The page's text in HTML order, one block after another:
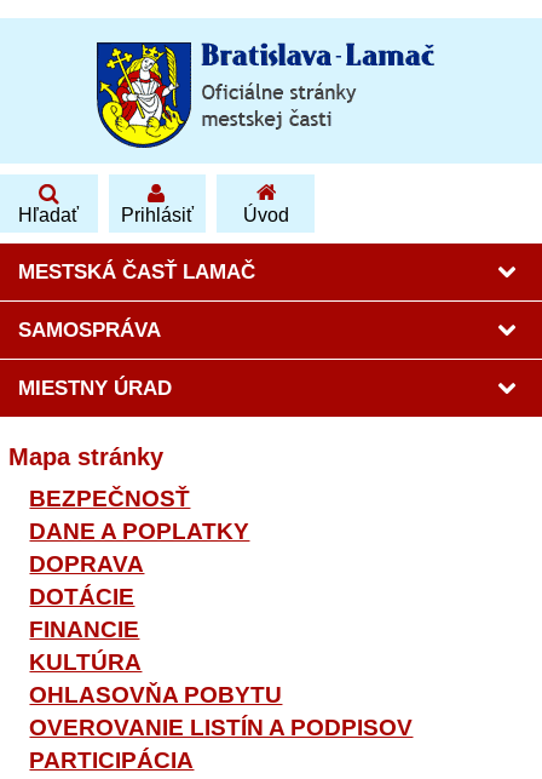
Hľadať Prihlásiť
MESTSKÁ ČASŤ LAMAČ
SAMOSPRÁVA
MIESTNY ÚRAD
Mapa stránky
BEZPEČNOSŤ
DANE A POPLATKY
DOPRAVA
DOTÁCIE
FINANCIE
KULTÚRA
OHLASOVŇA POBYTU
OVEROVANIE LISTÍN A PODPISOV
PARTICIPÁCIA
Úvod